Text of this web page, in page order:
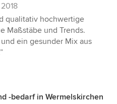
qualitativ hochwertige
Maßstäbe und Trends.
ein gesunder Mix aus
-bedarf in Wermelskirchen